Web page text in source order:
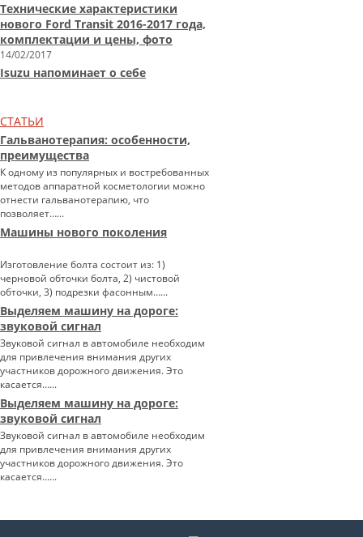
Технические характеристики
нового Ford Transit 2016-2017 года,
комплектации и цены, фото
14/02/2017
Isuzu напоминает о себе
СТАТЬИ
Гальванотерапия: особенности,
преимущества
К одному из популярных и востребованных
методов аппаратной косметологии можно
отнести гальванотерапию, что
позволяет…...
Машины нового поколения
Изготовление болта состоит из: 1)
черновой обточки болта, 2) чистовой
обточки, 3) подрезки фасонным…...
Выделяем машину на дороге:
звуковой сигнал
Звуковой сигнал в автомобиле необходим
для привлечения внимания других
участников дорожного движения. Это
касается…...
Выделяем машину на дороге:
звуковой сигнал
Звуковой сигнал в автомобиле необходим
для привлечения внимания других
участников дорожного движения. Это
касается…...